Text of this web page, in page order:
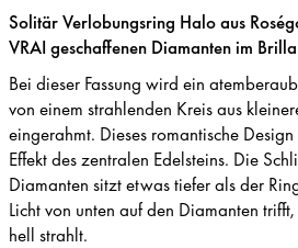
Solitär Verlobungsring Halo aus
VRAI geschaffenen Diamanten im
Bei dieser Fassung wird ein
von einem strahlenden Kreis aus
eingerahmt. Dieses romantische
Effekt des zentralen Edelsteins. Die
Diamanten sitzt etwas tiefer als der
Licht von unten auf den Diamanten
hell strahlt.